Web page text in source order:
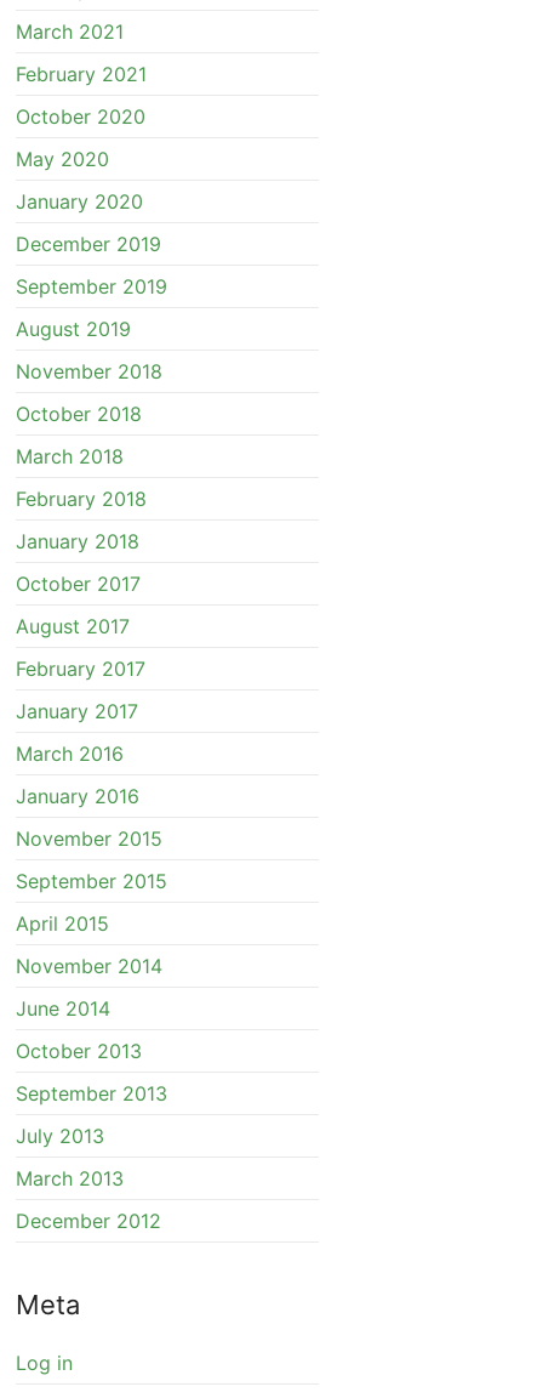
March 2021
February 2021
October 2020
May 2020
January 2020
December 2019
September 2019
August 2019
November 2018
October 2018
March 2018
February 2018
January 2018
October 2017
August 2017
February 2017
January 2017
March 2016
January 2016
November 2015
September 2015
April 2015
November 2014
June 2014
October 2013
September 2013
July 2013
March 2013
December 2012
Meta
Log in